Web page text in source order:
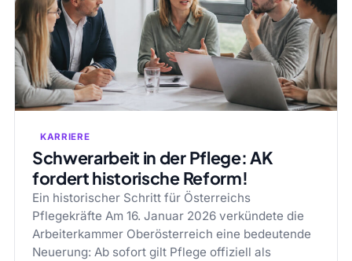
KARRIERE
Schwerarbeit in der Pflege: AK
fordert historische Reform!
Ein historischer Schritt für Österreichs
Pflegekräfte Am 16. Januar 2026 verkündete die
Arbeiterkammer Oberösterreich eine bedeutende
Neuerung: Ab sofort gilt Pflege offiziell als